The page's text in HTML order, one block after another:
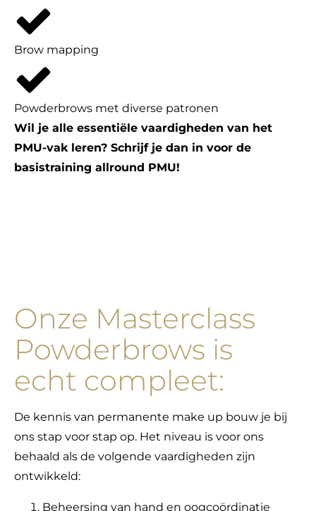
Brow mapping
Powderbrows met diverse patronen
Wil je alle essentiële vaardigheden van het
PMU-vak leren? Schrijf je dan in voor de
basistraining allround PMU!
Onze Masterclass
Powderbrows is
echt compleet:
De kennis van permanente make up bouw je bij
ons stap voor stap op. Het niveau is voor ons
behaald als de volgende vaardigheden zijn
ontwikkeld:
Beheersing van hand en oogcoördinatie